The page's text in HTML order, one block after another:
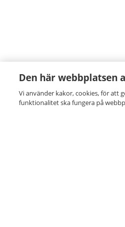
Den här webbplatsen
Vi använder kakor, cookies, för att
funktionalitet ska fungera på